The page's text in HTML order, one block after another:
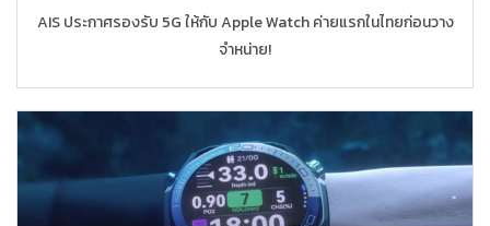
AIS ประกาศรองรับ 5G ให้กับ Apple Watch ค่ายแรกในไทยก่อนวาง
จำหน่าย!